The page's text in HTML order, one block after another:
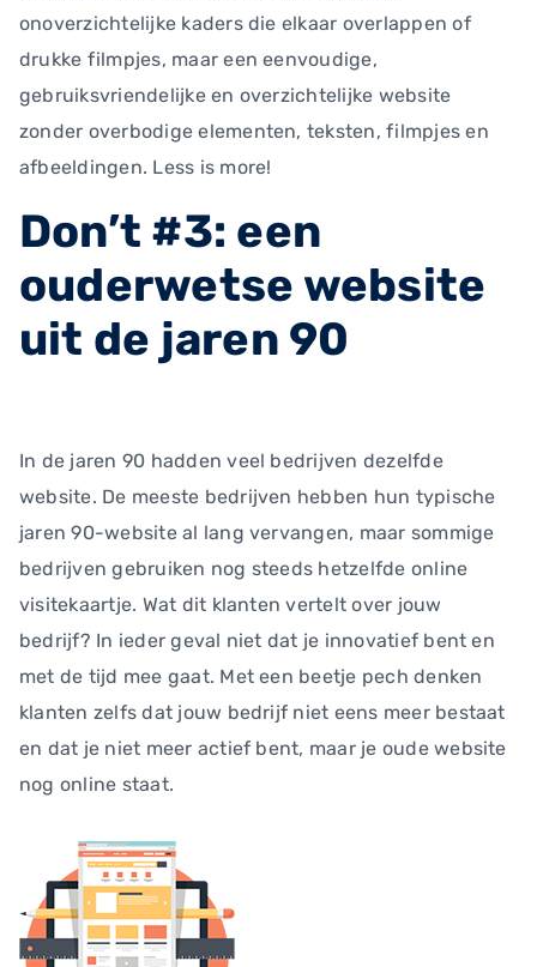
onoverzichtelijke kaders die elkaar overlappen of
drukke filmpjes, maar een eenvoudige,
gebruiksvriendelijke en overzichtelijke website
zonder overbodige elementen, teksten, filmpjes en
afbeeldingen. Less is more!
Don’t #3: een
ouderwetse website
uit de jaren 90
In de jaren 90 hadden veel bedrijven dezelfde
website. De meeste bedrijven hebben hun typische
jaren 90-website al lang vervangen, maar sommige
bedrijven gebruiken nog steeds hetzelfde online
visitekaartje. Wat dit klanten vertelt over jouw
bedrijf? In ieder geval niet dat je innovatief bent en
met de tijd mee gaat. Met een beetje pech denken
klanten zelfs dat jouw bedrijf niet eens meer bestaat
en dat je niet meer actief bent, maar je oude website
nog online staat.